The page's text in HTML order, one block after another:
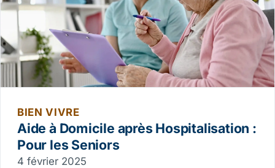
BIEN VIVRE
Aide à Domicile après Hospitalisation :
Pour les Seniors
4 février 2025